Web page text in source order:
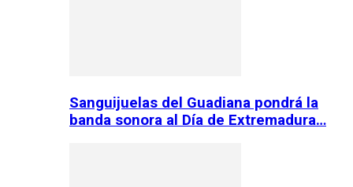
Sanguijuelas del Guadiana pondrá la
banda sonora al Día de Extremadura…